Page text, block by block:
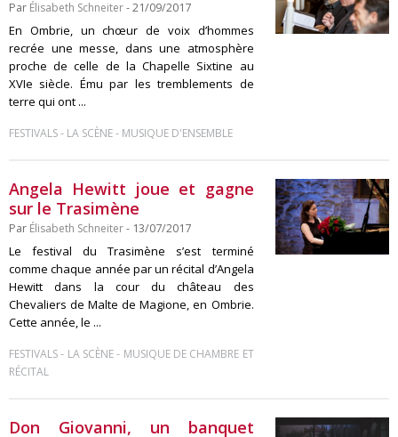
Par Élisabeth Schneiter- 21/09/2017
En Ombrie, un chœur de voix d’hommes
recrée une messe, dans une atmosphère
proche de celle de la Chapelle Sixtine au
XVIe siècle. Ému par les tremblements de
terre qui ont ...
FESTIVALS- LA SCÈNE- MUSIQUE D'ENSEMBLE
Angela Hewitt joue et gagne
sur le Trasimène
Par Élisabeth Schneiter- 13/07/2017
Le festival du Trasimène s’est terminé
comme chaque année par un récital d’Angela
Hewitt dans la cour du château des
Chevaliers de Malte de Magione, en Ombrie.
Cette année, le ...
FESTIVALS- LA SCÈNE- MUSIQUE DE CHAMBRE ET
RÉCITAL
Don Giovanni, un banquet